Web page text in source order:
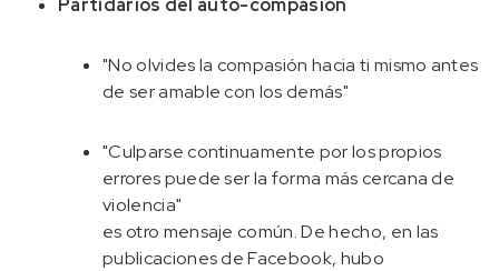
Partidarios del auto-compasión
"No olvides la compasión hacia ti mismo antes
de ser amable con los demás"
"Culparse continuamente por los propios
errores puede ser la forma más cercana de
violencia"
es otro mensaje común. De hecho, en las
publicaciones de Facebook, hubo